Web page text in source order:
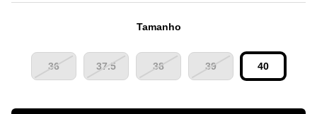
Tamanho
36 37.5 38 39 40